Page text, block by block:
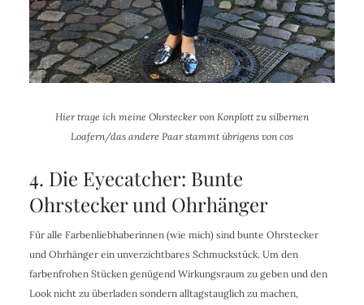
Hier trage ich meine Ohrstecker von Konplott zu silbernen
Loafern/das andere Paar stammt übrigens von cos
4. Die Eyecatcher: Bunte
Ohrstecker und Ohrhänger
Für alle Farbenliebhaberinnen (wie mich) sind bunte Ohrstecker
und Ohrhänger ein unverzichtbares Schmuckstück. Um den
farbenfrohen Stücken genügend Wirkungsraum zu geben und den
Look nicht zu überladen sondern alltagstauglich zu machen,